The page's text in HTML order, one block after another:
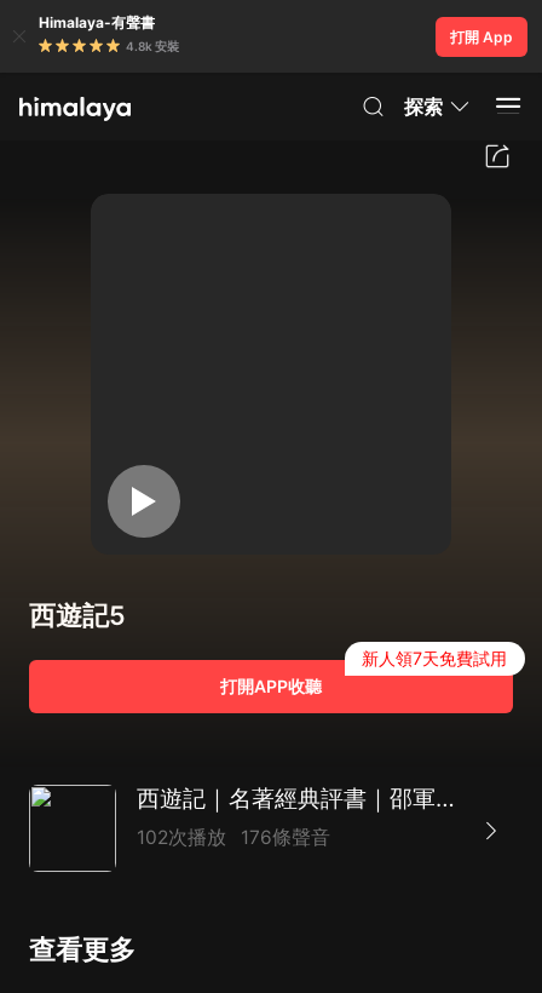
Himalaya-有聲書
4.8k 安裝
打開 App
探索
西遊記5
打開APP收聽
新人領7天免費試用
西遊記｜名著經典評書｜邵軍榮評書作品
102次播放 176條聲音
查看更多